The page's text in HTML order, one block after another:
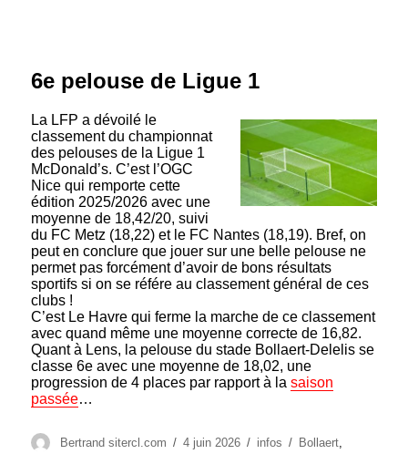
6e pelouse de Ligue 1
La LFP a dévoilé le
classement du championnat
des pelouses de la Ligue 1
McDonald’s. C’est l’OGC
Nice qui remporte cette
édition 2025/2026 avec une
moyenne de 18,42/20, suivi
du FC Metz (18,22) et le FC Nantes (18,19). Bref, on
peut en conclure que jouer sur une belle pelouse ne
permet pas forcément d’avoir de bons résultats
sportifs si on se référe au classement général de ces
clubs !
C’est Le Havre qui ferme la marche de ce classement
avec quand même une moyenne correcte de 16,82.
Quant à Lens, la pelouse du stade Bollaert-Delelis se
classe 6e avec une moyenne de 18,02, une
progression de 4 places par rapport à lasaison
passée…
Auteur
Bertrand sitercl.com
Publié
4 juin 2026 Catégories
infos Étiquettes
Bollaert,